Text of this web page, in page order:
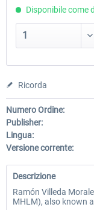
Disponibile come
Ricorda
Numero Ordine:
Publisher:
Lingua:
Versione corrente:
Descrizione
Ramón Villeda
MHLM), also known